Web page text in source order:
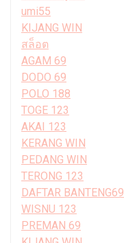
umi55
KIJANG WIN
สล็อต
AGAM 69
DODO 69
POLO 188
TOGE 123
AKAI 123
KERANG WIN
PEDANG WIN
TERONG 123
DAFTAR BANTENG69
WISNU 123
PREMAN 69